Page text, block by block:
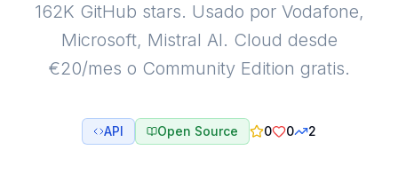
162K GitHub stars. Usado por Vodafone,
Microsoft, Mistral AI. Cloud desde
€20/mes o Community Edition gratis.
API Open Source 0 0 2